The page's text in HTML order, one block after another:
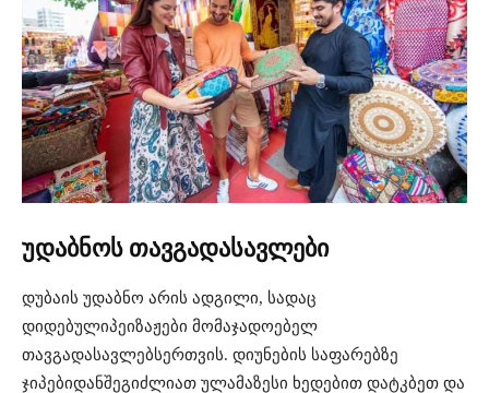
უდაბნოს თავგადასავლები
დუბაის უდაბნო არის ადგილი, სადაც
დიდებულიპეიზაჟები მომაჯადოებელ
თავგადასავლებსერთვის. დიუნების საფარებზე
ჯიპებიდანშეგიძლიათ ულამაზესი ხედებით დატკბეთ და